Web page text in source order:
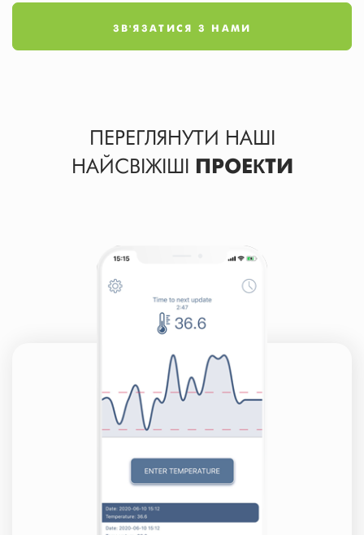
ЗВ'ЯЗАТИСЯ З НАМИ
ПЕРЕГЛЯНУТИ НАШІ
НАЙСВІЖІШІ ПРОЕКТИ